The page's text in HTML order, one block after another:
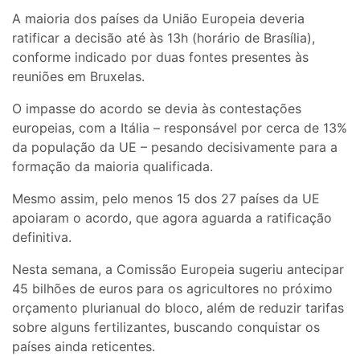
A maioria dos países da União Europeia deveria
ratificar a decisão até às 13h (horário de Brasília),
conforme indicado por duas fontes presentes às
reuniões em Bruxelas.
O impasse do acordo se devia às contestações
europeias, com a Itália – responsável por cerca de 13%
da população da UE – pesando decisivamente para a
formação da maioria qualificada.
Mesmo assim, pelo menos 15 dos 27 países da UE
apoiaram o acordo, que agora aguarda a ratificação
definitiva.
Nesta semana, a Comissão Europeia sugeriu antecipar
45 bilhões de euros para os agricultores no próximo
orçamento plurianual do bloco, além de reduzir tarifas
sobre alguns fertilizantes, buscando conquistar os
países ainda reticentes.